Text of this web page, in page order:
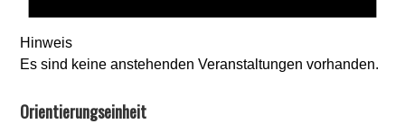
Hinweis
Es sind keine anstehenden Veranstaltungen vorhanden.
Orientierungseinheit